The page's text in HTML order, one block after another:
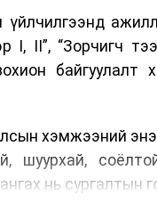
I, II”, “Зорчигч
байгуулалт
хэмжээний
шуурхай,
нь сургалтын